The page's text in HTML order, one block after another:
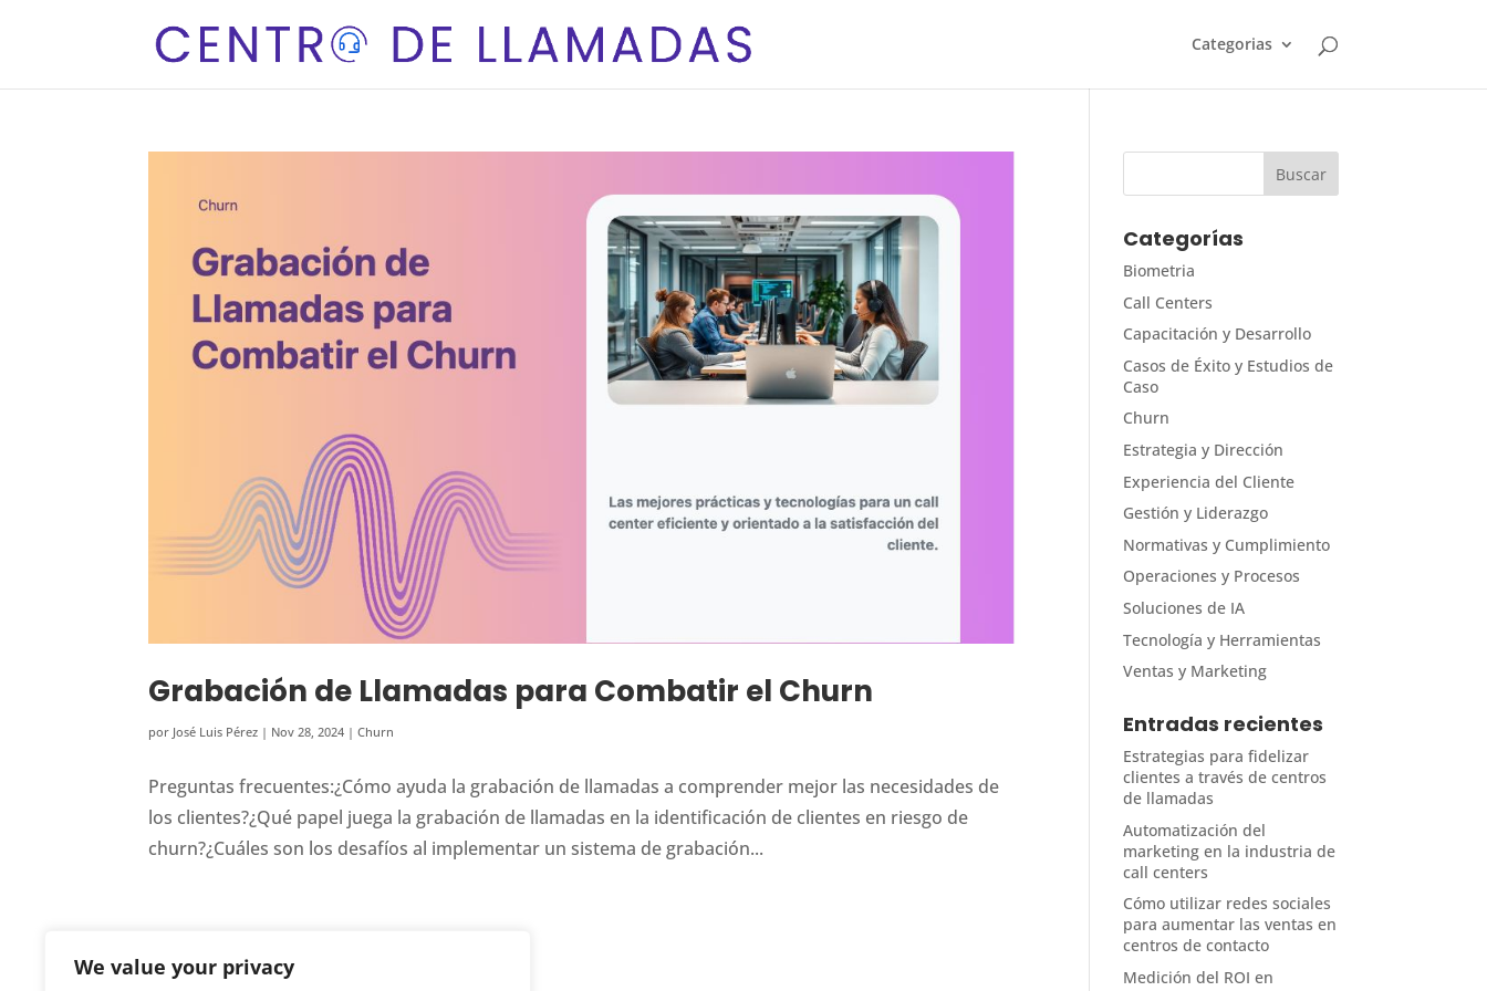
We value your privacy
Categorias
Grabación de Llamadas para Combatir el Churn
por José Luis Pérez | Nov 28, 2024 |Churn
Preguntas frecuentes:¿Cómo ayuda la grabación de llamadas a comprender mejor las necesidades de
los clientes?¿Qué papel juega la grabación de llamadas en la identificación de clientes en riesgo de
churn?¿Cuáles son los desafíos al implementar un sistema de grabación...
Categorías
Biometria
Call Centers
Capacitación y Desarrollo
Casos de Éxito y Estudios de
Caso
Churn
Estrategia y Dirección
Experiencia del Cliente
Gestión y Liderazgo
Normativas y Cumplimiento
Operaciones y Procesos
Soluciones de IA
Tecnología y Herramientas
Ventas y Marketing
Entradas recientes
Estrategias para fidelizar
clientes a través de centros
de llamadas
Automatización del
marketing en la industria de
call centers
Cómo utilizar redes sociales
para aumentar las ventas en
centros de contacto
Medición del ROI en